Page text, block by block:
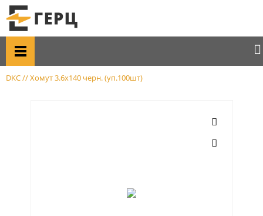
Главная Каталог товаров
Лента бандажная; Крепеж; хомуты
DKC // Хомут 3.6х140 черн. (уп.100шт)